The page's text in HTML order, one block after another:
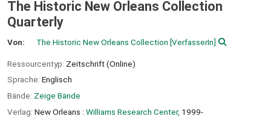
The Historic New Orleans Collection
Quarterly
Von: The Historic New Orleans Collection [VerfasserIn]
Ressourcentyp: Zeitschrift (Online)
Sprache: Englisch
Bände: Zeige Bände
Verlag: New Orleans : Williams Research Center, 1999-